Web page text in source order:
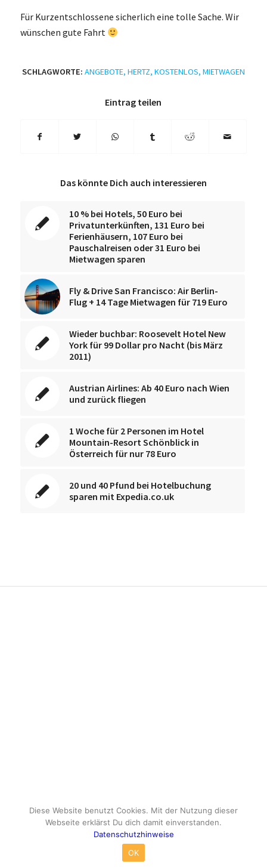
Für Kurzentschlossene sicherlich eine tolle Sache. Wir
wünschen gute Fahrt
SCHLAGWORTE: ANGEBOTE, HERTZ, KOSTENLOS, MIETWAGEN
Eintrag teilen
Das könnte Dich auch interessieren
10 % bei Hotels, 50 Euro bei
Privatunterkünften, 131 Euro bei
Ferienhäusern, 107 Euro bei
Pauschalreisen oder 31 Euro bei
Mietwagen sparen
Fly & Drive San Francisco: Air Berlin-
Flug + 14 Tage Mietwagen für 719 Euro
Wieder buchbar: Roosevelt Hotel New
York für 99 Dollar pro Nacht (bis März
2011)
Austrian Airlines: Ab 40 Euro nach Wien
und zurück fliegen
1 Woche für 2 Personen im Hotel
Mountain-Resort Schönblick in
Österreich für nur 78 Euro
20 und 40 Pfund bei Hotelbuchung
sparen mit Expedia.co.uk
© Copyright - travelox.de - Sebastian Tuke
Datenschutzhinweise
Diese Website benutzt Cookies. Mit der Nutzung dieser
Webseite erklärst Du dich damit einverstanden.
Datenschutzhinweise
OK